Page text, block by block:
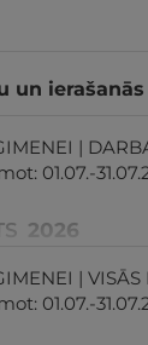
un
|
01.07.-
2026
|
01.07.-